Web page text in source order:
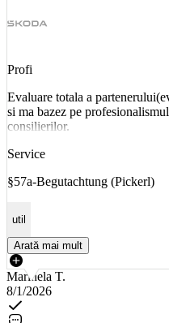
Profi
Evaluare totala a
si ma bazez pe
consilierilor.
Service
§57a-Begutachtung (Pickerl)
util
Arată mai mult
Marinela T.
8/1/2026